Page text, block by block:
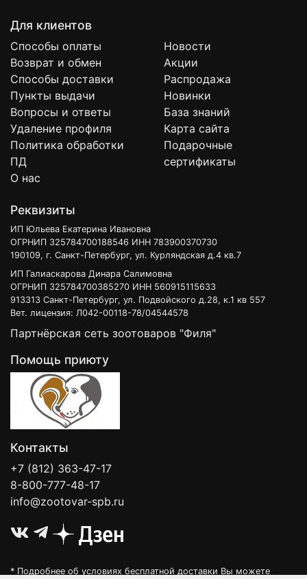
Для клиентов
Способы оплаты
Возврат и обмен
Способы доставки
Пункты выдачи
Вопросы и ответы
Удаление профиля
Политика обработки
ПД
О нас
Новости
Акции
Распродажа
Новинки
База знаний
Карта сайта
Подарочные
сертификаты
Реквизиты
ИП Юльева Екатерина Ивановна
ОГРНИП 325784700188546 ИНН 783900370730
190109, г. Санкт-Петербург, ул. Курляндская д.4 кв.7
ИП Галиаскарова Динара Салимовна
ОГРНИП 325784700385270 ИНН 560915115633
913313 Санкт-Петербург, ул. Подвойского д.28, к.1 кв 557
Вет. лицензия: Л042-00118-78/04544578
Партнёрская сеть зоотоваров "Филя"
Помощь приюту
Контакты
+7 (812) 363-47-17
8-800-777-48-17
info@zootovar-spb.ru
* Подробнее об условиях бесплатной доставки Вы можете